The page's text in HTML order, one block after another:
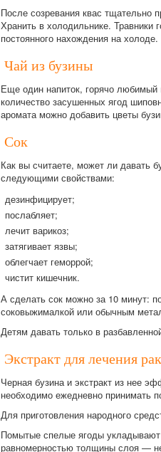
После созревания квас тщательно
Хранить в холодильнике. Травники
постоянного нахождения на холоде.
Чай из бузины
Еще один напиток, горячо
количество засушенных ягод
аромата можно добавить цветы
Сок
Как вы считаете, может ли давать
следующими свойствами:
дезинфицирует;
послабляет;
лечит варикоз;
затягивает язвы;
облегчает геморрой;
чистит кишечник.
А сделать сок можно за 10 минут:
соковыжималкой или обычным
Детям давать только в
Экстракт для лечения
Черная бузина и экстракт из нее
необходимо ежедневно принимать
Для приготовления народного
Помытые спелые ягоды
равномерностью толщины слоя —